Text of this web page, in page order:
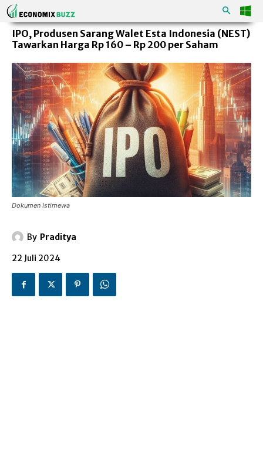
IPO, Produsen Sarang Walet Esta Indonesia (NEST)
Tawarkan Harga Rp 160 – Rp 200 per Saham
Dokumen Istimewa
By Praditya
22 Juli 2024